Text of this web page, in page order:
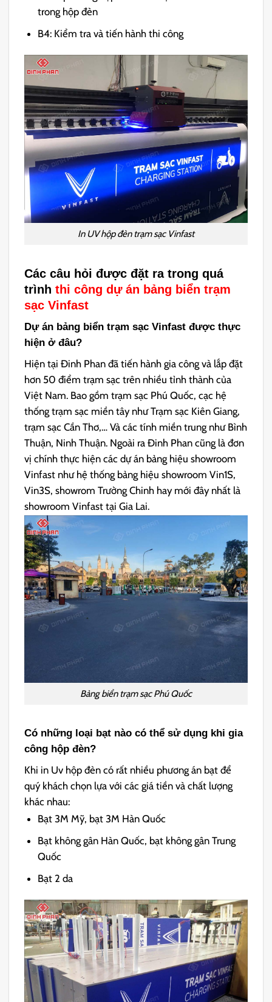
trong hộp đèn
B4: Kiểm tra và tiến hành thi công
In UV hộp đèn trạm sạc Vinfast
Các câu hỏi được đặt ra trong quá
trìnhthi công dự án bảng biển trạm
sạc Vinfast
Dự án bảng biển trạm sạc Vinfast được thực
hiện ở đâu?
Hiện tại Đinh Phan đã tiến hành gia công và lắp đặt
hơn 50 điểm trạm sạc trên nhiều tỉnh thành của
Việt Nam. Bao gồm trạm sạc Phú Quốc, cạc hệ
thống trạm sạc miền tây như Trạm sạc Kiên Giang,
trạm sạc Cần Thơ,… Và các tính miền trung như Bình
Thuận, Ninh Thuận. Ngoài ra Đinh Phan cũng là đơn
vị chính thực hiện các dự án bảng hiệu showroom
Vinfast như hệ thống bảng hiệu showroom Vin1S,
Vin3S, showrom Trường Chinh hay mới đây nhất là
showroom Vinfast tại Gia Lai.
Bảng biển trạm sạc Phú Quốc
Có những loại bạt nào có thể sử dụng khi gia
công hộp đèn?
Khi in Uv hộp đèn có rất nhiều phương án bạt để
quý khách chọn lựa với các giá tiền và chất lượng
khác nhau:
Bạt 3M Mỹ, bạt 3M Hàn Quốc
Bạt không gân Hàn Quốc, bạt không gân Trung
Quốc
Bạt 2 da